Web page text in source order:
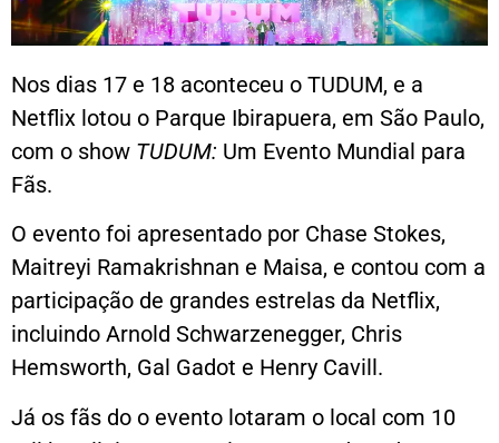
Nos dias 17 e 18 aconteceu o TUDUM, e a
Netflix lotou o Parque Ibirapuera, em São Paulo,
com o show TUDUM: Um Evento Mundial para
Fãs.
O evento foi apresentado por Chase Stokes,
Maitreyi Ramakrishnan e Maisa, e contou com a
participação de grandes estrelas da Netflix,
incluindo Arnold Schwarzenegger, Chris
Hemsworth, Gal Gadot e Henry Cavill.
Já os fãs do o evento lotaram o local com 10